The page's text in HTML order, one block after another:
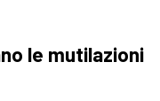
le mutilazioni